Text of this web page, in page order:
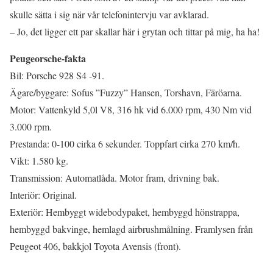
skulle sätta i sig när vår telefonintervju var avklarad.
– Jo, det ligger ett par skallar här i grytan och tittar på mig, ha ha!
Peugeorsche-fakta
Bil: Porsche 928 S4 -91.
Ägare/byggare: Sofus ”Fuzzy” Hansen, Torshavn, Färöarna.
Motor: Vattenkyld 5,0l V8, 316 hk vid 6.000 rpm, 430 Nm vid
3.000 rpm.
Prestanda: 0-100 cirka 6 sekunder. Toppfart cirka 270 km/h.
Vikt: 1.580 kg.
Transmission: Automatlåda. Motor fram, drivning bak.
Interiör: Original.
Exteriör: Hembyggt widebodypaket, hembyggd hönstrappa,
hembyggd bakvinge, hemlagd airbrushmålning. Framlysen från
Peugeot 406, bakkjol Toyota Avensis (front).